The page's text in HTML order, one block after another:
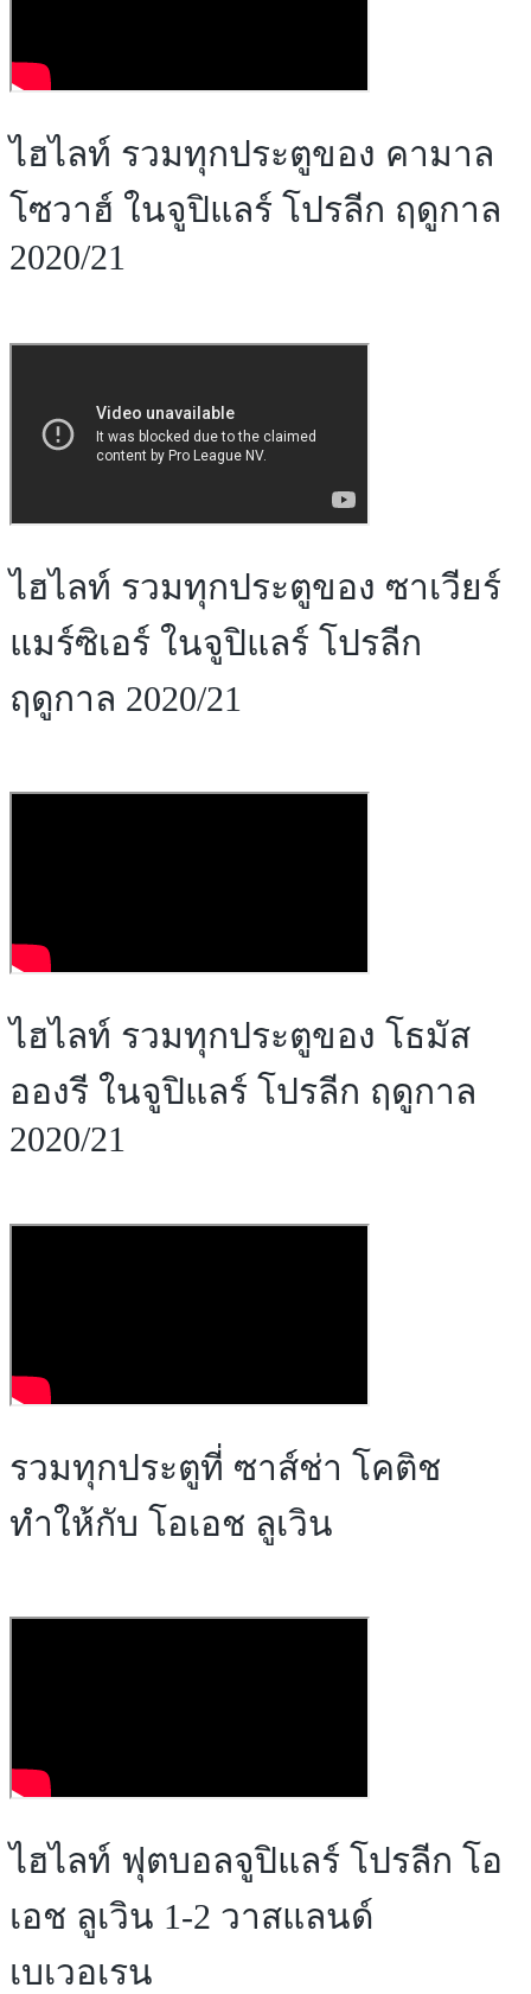
ไฮไลท์ รวมทุกประตูของ คามาล
โซวาฮ์ ในจูปิแลร์ โปรลีก ฤดูกาล
2020/21
ไฮไลท์ รวมทุกประตูของ ซาเวียร์
แมร์ซิเอร์ ในจูปิแลร์ โปรลีก
ฤดูกาล 2020/21
ไฮไลท์ รวมทุกประตูของ โธมัส
อองรี ในจูปิแลร์ โปรลีก ฤดูกาล
2020/21
รวมทุกประตูที่ ซาส์ช่า โคติช
ทำให้กับ โอเอช ลูเวิน
ไฮไลท์ ฟุตบอลจูปิแลร์ โปรลีก โอ
เอช ลูเวิน 1-2 วาสแลนด์
เบเวอเรน